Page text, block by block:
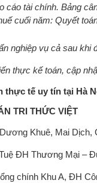
cáo tài chính. Bảng
cuối năm: Quyết
nghiệp vụ cả sau khi
thực kế toán, cập
thực tế uy tín tại Hà
TRI THỨC VIỆT
Khuê, Mai Dịch,
ĐH Thương Mại –
chính Khu A, ĐH